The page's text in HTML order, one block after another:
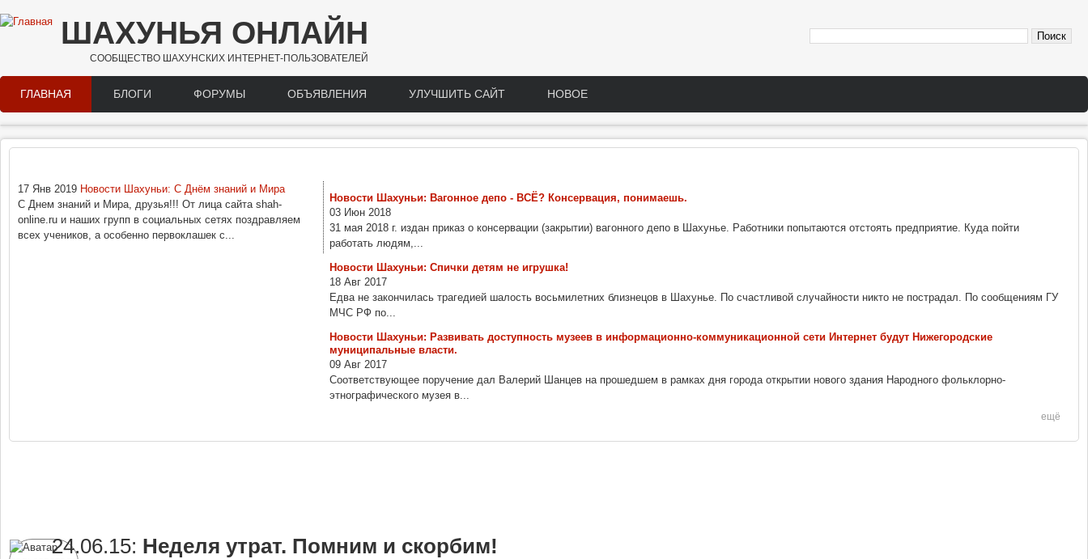
Перейти к основному содержанию
ШАХУНЬЯ ОНЛАЙН
СООБЩЕСТВО ШАХУНСКИХ ИНТЕРНЕТ-ПОЛЬЗОВАТЕЛЕЙ
Main menu
ГЛАВНАЯ БЛОГИ ФОРУМЫ ОБЪЯВЛЕНИЯ УЛУЧШИТЬ САЙТ НОВОЕ
17 Янв 2019 Новости Шахуньи: С Днём знаний и Мира
С Днем знаний и Мира, друзья!!! От лица сайта shah-
online.ru и наших групп в социальных сетях поздравляем
всех учеников, а особенно первоклашек с...
Новости Шахуньи: Вагонное депо - ВСЁ? Консервация, понимаешь.
03 Июн 2018
31 мая 2018 г. издан приказ о консервации (закрытии) вагонного депо в Шахунье. Работники попытаются отстоять предприятие. Куда пойти
работать людям,...
Новости Шахуньи: Спички детям не игрушка!
18 Авг 2017
Едва не закончилась трагедией шалость восьмилетних близнецов в Шахунье. По счастливой случайности никто не пострадал. По сообщениям ГУ
МЧС РФ по...
Новости Шахуньи: Развивать доступность музеев в информационно-коммуникационной сети Интернет будут Нижегородские
муниципальные власти.
09 Авг 2017
Соответствующее поручение дал Валерий Шанцев на прошедшем в рамках дня города открытии нового здания Народного фольклорно-
этнографического музея в...
ещё
24.06.15: Неделя утрат. Помним и скорбим!